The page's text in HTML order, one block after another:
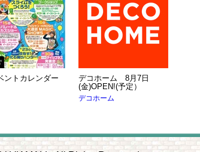
ントカレンダー
デコホーム 8月7日
(金)OPEN!(予定）
デコホーム